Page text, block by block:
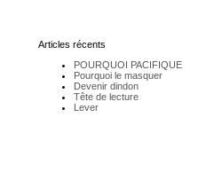
Articles récents
POURQUOI PACIFIQUE
Pourquoi le masquer
Devenir dindon
Tête de lecture
Lever